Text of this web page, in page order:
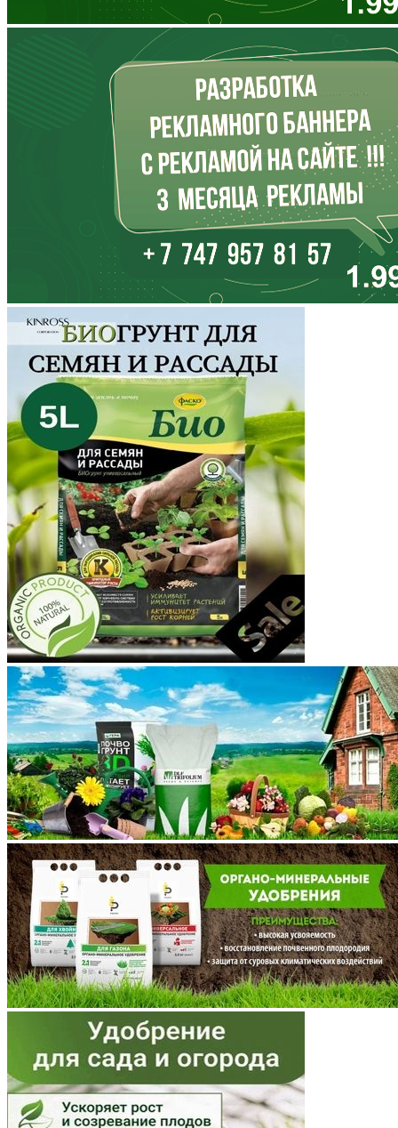
Ивановская область
Иркутская область
Кабардино-Балкария
Калининградская область
Калмыкия
Калужская область
Камчатский край
Карачаево-Черкесия
Карелия
Кемеровская область
Кировская область
Коми
Корякский округ
Костромская область
Краснодарский край
Красноярский край
Крым
Курганская область
Курская область
Ленинградская область
Липецкая область
Магаданская область
Марий Эл
Мордовия
Московская область
Мурманская область
Ненецкий АО
Нижегородская область
Новгородская область
Новосибирская область
Омская область